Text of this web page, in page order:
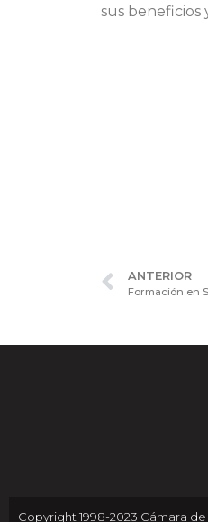
sus beneficios
ANTERIOR
Formación en
Copyright 1998-2023 Cámara